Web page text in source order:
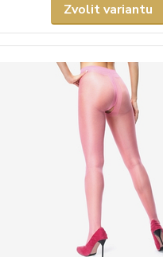
Zvolit variantu